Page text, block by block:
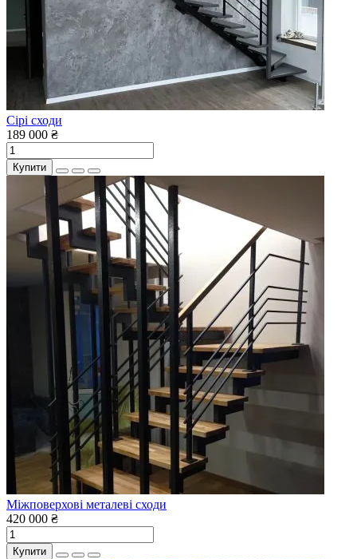
Сірі сходи
189 000 ₴
Купити
Міжповерхові металеві сходи
420 000 ₴
Купити